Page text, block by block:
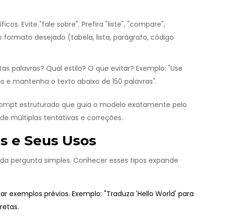
Evite "fale sobre". Prefira "liste", "compare",
formato desejado (tabela, lista, parágrafo, código
palavras? Qual estilo? O que evitar? Exemplo: "Use
mantenha o texto abaixo de 150 palavras".
estruturado que guia o modelo exatamente pelo
múltiplas tentativas e correções.
e Seus Usos
pergunta simples. Conhecer esses tipos expande
exemplos prévios. Exemplo: "Traduza 'Hello World' para